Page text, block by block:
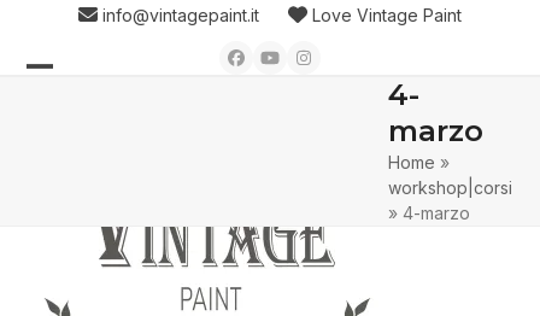
content
info@vintagepaint.it Love Vintage Paint
Facebook
YouTubeInstagram
4-
marzo
Home »
workshop|corsi
»4-marzo